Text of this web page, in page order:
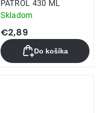
PATROL 430 ML
Skladom
€2,89
Do košíka